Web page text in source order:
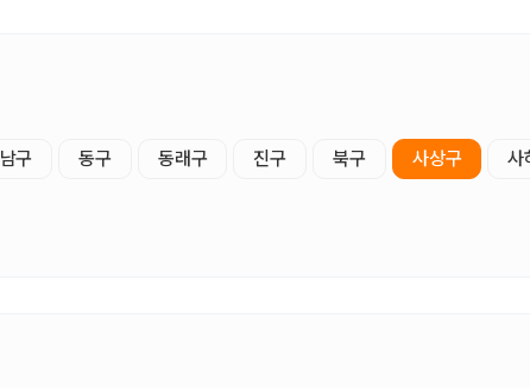
남구 동구 동래구 진구 북구 사상구 사